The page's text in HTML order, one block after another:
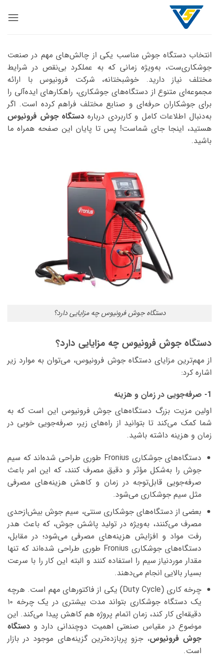
انتخاب دستگاه جوش مناسب یکی از چالش‌های مهم در صنعت
جوشکاری‌ست، به‌ویژه زمانی که به عملکرد بی‌نقص در شرایط
مختلف نیاز دارید. خوشبختانه، شرکت فرونیوس با ارائه
مجموعه‌ای متنوع از دستگاه‌های جوشکاری، راهکارهای ایده‌آلی را
برای جوشکاران حرفه‌ای و صنایع مختلف فراهم کرده است. اگر
به‌دنبال اطلاعات کامل و کاربردی درباره دستگاه جوش فرونیوس
هستید، اینجا جای شماست! پس تا پایان این صفحه همراه ما
باشید.
دستگاه جوش فرونیوس چه مزایا‌یی دارد؟
دستگاه جوش فرونیوس چه مزایا‌یی دارد؟
از مهم‌ترین مزایای دستگاه جوش فرونیوس، می‌توان به موارد زیر
اشاره کرد:
1- صرفه‌جویی در زمان و هزینه
اولین مزیت بزرگ دستگاه‌های جوش فرونیوس این است که به
شما کمک می‌کند تا بتوانید از راه‌های زیر، صرفه‌جویی خوبی در
زمان و هزینه داشته باشید.
دستگاه‌های جوشکاری Fronius طوری طراحی شده‌اند که سیم
جوش را به‌شکل مؤثر و دقیق مصرف کنند، که این امر باعث
صرفه‌جویی قابل‌توجه در زمان و کاهش هزینه‌های مصرفی
مثل سیم جوشکاری می‌شود.
بعضی از دستگاه‌های جوشکاری سنتی، سیم جوش بیش‌ازحدی
مصرف می‌کنند، به‌ویژه در تولید پاشش جوش، که باعث هدر
رفت مواد و افزایش هزینه‌های مصرفی می‌شود؛ در مقابل،
دستگاه‌های جوشکاری Fronius طوری طراحی شده‌اند که تنها
مقدار موردنیاز سیم را استفاده کنند و البته این کار را با سرعت
بسیار بالایی انجام می‌دهند.
چرخه کاری (Duty Cycle) یکی از فاکتورهای مهم است. هرچه
یک دستگاه جوشکاری بتواند مدت بیشتری در یک چرخه ۱۰
دقیقه‌ای کار کند، زمان اتمام پروژه هم کاهش پیدا می‌کند. این
موضوع در مقیاس صنعتی اهمیت دوچندانی دارد و دستگاه
جوش فرونیوس، جزو پربازده‌ترین گزینه‌های موجود در بازار
است.